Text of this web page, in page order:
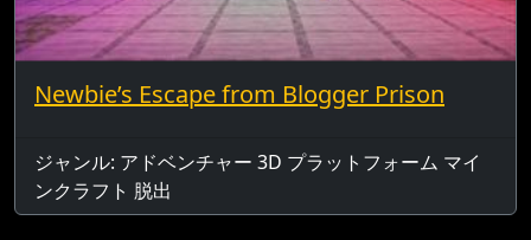
Newbie’s Escape from Blogger Prison
ジャンル: アドベンチャー 3D プラットフォーム マイ
ンクラフト 脱出